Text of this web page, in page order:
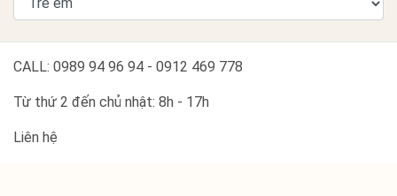
CALL: 0989 94 96 94 - 0912 469 778
Từ thứ 2 đến chủ nhật: 8h - 17h
Liên hệ